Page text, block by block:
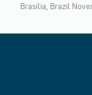
Brasilia, Brazil